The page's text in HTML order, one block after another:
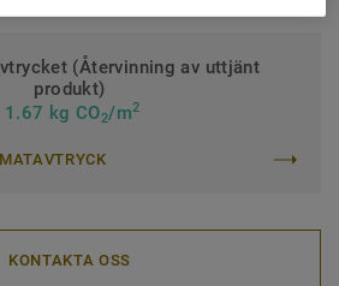
(Återvinning av uttjänt
produkt)
1.67 kg CO2/m2
KONTAKTA OSS